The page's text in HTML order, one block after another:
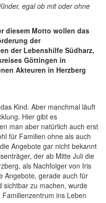
egal ob mit oder ohne
diesem Motto wollen das
der
der Lebenshilfe Südharz,
Göttingen in
Akteuren in Herzberg
Kind. Aber manchmal läuft
Hier gibt es
man aber natürlich auch erst
für Familien ohne als auch
Angebote gar nicht bekannt
der ab Mitte Juli die
als Nachfolger von Iris
Angebote, gerade auch für
sichtbar zu machen, wurde
ins Leben